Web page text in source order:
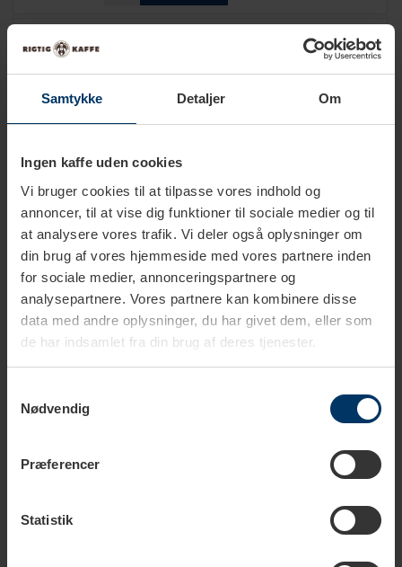
Samtykke Detaljer Om
Ingen kaffe uden cookies
Vi bruger cookies til at tilpasse vores indhold og
annoncer, til at vise dig funktioner til sociale medier og til
at analysere vores trafik. Vi deler også oplysninger om
din brug af vores hjemmeside med vores partnere inden
for sociale medier, annonceringspartnere og
analysepartnere. Vores partnere kan kombinere disse
data med andre oplysninger, du har givet dem, eller som
de har indsamlet fra din brug af deres tjenester.
Nødvendig
Præferencer
Statistik
Rigtig Kaffe Mixpakke 5,2kg Hele kaffebønner
Tekniske specifikationer
Farve Sort